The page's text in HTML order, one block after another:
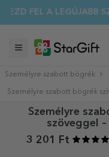
FEL A LEGÚJABB
Személyre szabott bögrék
Személyre szabott bögrék
Személyre
szöveggel
3 201 Ft